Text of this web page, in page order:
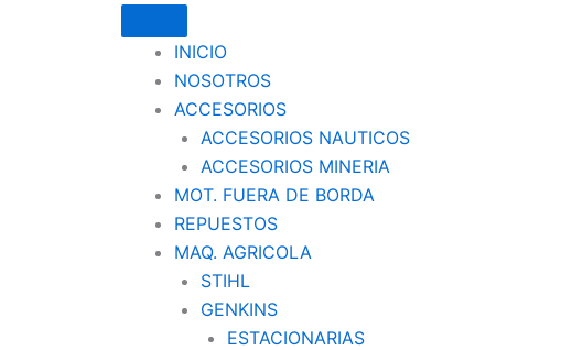
INICIO
NOSOTROS
ACCESORIOS
ACCESORIOS NAUTICOS
ACCESORIOS MINERIA
MOT. FUERA DE BORDA
REPUESTOS
MAQ. AGRICOLA
STIHL
GENKINS
ESTACIONARIAS